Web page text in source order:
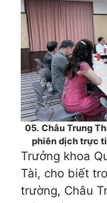
05. Châu Trung
phiên dịch trực
Trưởng khoa
Tài, cho biết
trường, Châu